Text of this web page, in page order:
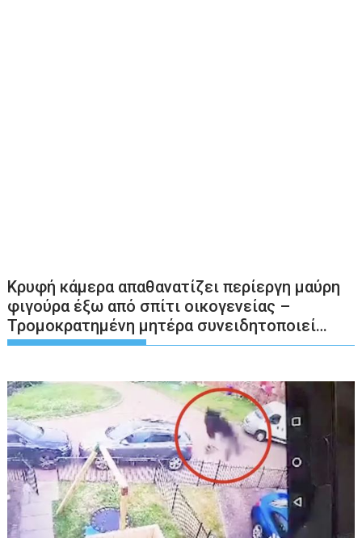
Κρυφή κάμερα απαθανατίζει περίεργη μαύρη
φιγούρα έξω από σπίτι οικογενείας –
Τρομοκρατημένη μητέρα συνειδητοποιεί…